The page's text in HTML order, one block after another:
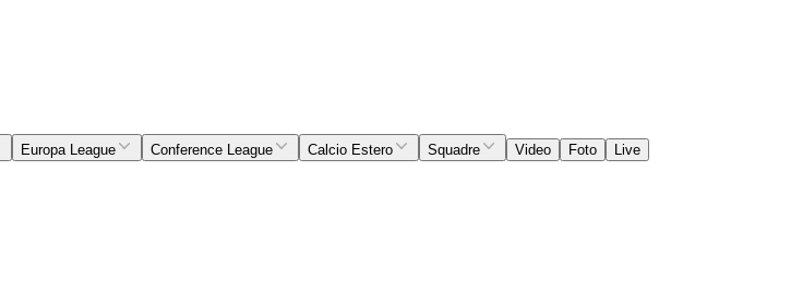
Europa League Conference League Calcio Estero Squadre Video Foto
Live